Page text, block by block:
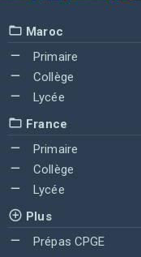
Maroc
Primaire
Collège
Lycée
France
Primaire
Collège
Lycée
Plus
Prépas CPGE